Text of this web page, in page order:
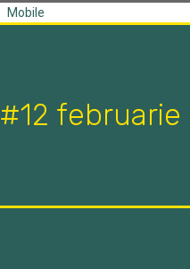
Mobile
#12 februarie